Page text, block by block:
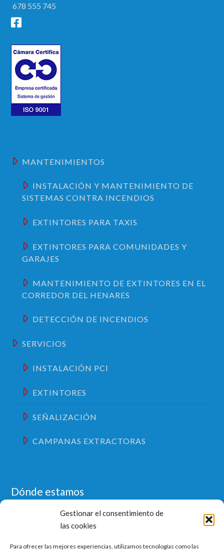
Gestionar el consentimiento de
las cookies
Para ofrecer las mejores experiencias, utilizamos tecnologías como las
678 555 745
MANTENIMIENTOS
INSTALACIÓN Y MANTENIMIENTO DE
SISTEMAS CONTRA INCENDIOS
EXTINTORES PARA TAXIS
EXTINTORES PARA COMUNIDADES Y
GARAJES
MANTENIMIENTO DE EXTINTORES EN EL
CORREDOR DEL HENARES
DETECCIÓN DE INCENDIOS
SERVICIOS
INSTALACIÓN PCI
EXTINTORES
SEÑALIZACIÓN
CAMPANAS EXTRACTORAS
Dónde estamos